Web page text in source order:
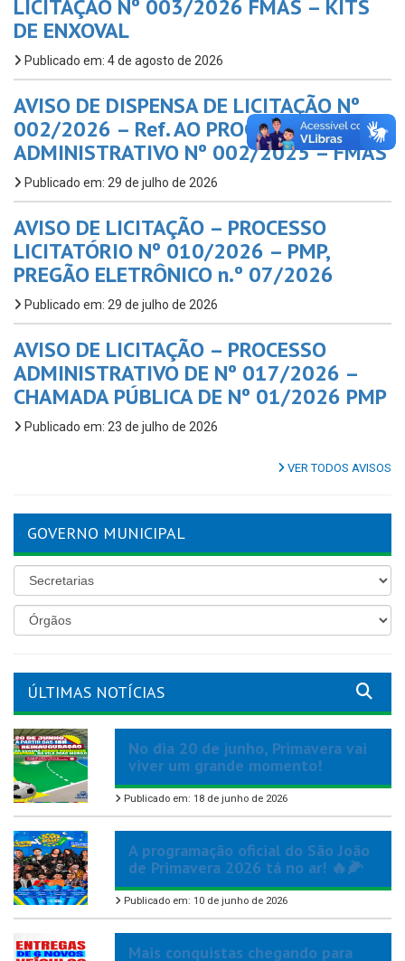
LICITAÇÃO Nº 003/2026 FMAS – KITS
DE ENXOVAL
Publicado em: 4 de agosto de 2026
AVISO DE DISPENSA DE LICITAÇÃO Nº
002/2026 – Ref. AO PROC.
ADMINISTRATIVO Nº 002/2025 – FMAS
Publicado em: 29 de julho de 2026
AVISO DE LICITAÇÃO – PROCESSO
LICITATÓRIO Nº 010/2026 – PMP,
PREGÃO ELETRÔNICO n.º 07/2026
Publicado em: 29 de julho de 2026
AVISO DE LICITAÇÃO – PROCESSO
ADMINISTRATIVO DE Nº 017/2026 –
CHAMADA PÚBLICA DE Nº 01/2026 PMP
Publicado em: 23 de julho de 2026
VER TODOS AVISOS
GOVERNO MUNICIPAL
ÚLTIMAS NOTÍCIAS
No dia 20 de junho, Primavera vai
viver um grande momento!
Publicado em: 18 de junho de 2026
A programação oficial do São João
de Primavera 2026 tá no ar! 🔥🌽
Publicado em: 10 de junho de 2026
Mais conquistas chegando para